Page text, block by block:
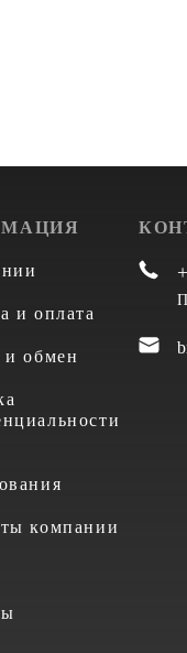
и оплата
и обмен
компании